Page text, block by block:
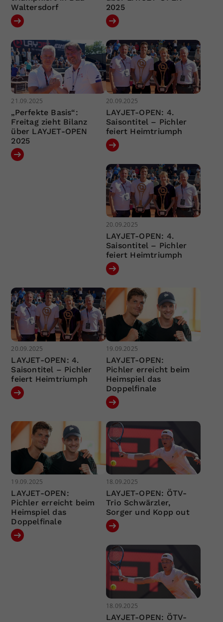
Waltersdorf
2025
21.09.2025
„Perfekte Basis“:
Freitag zieht Bilanz
über LAYJET-OPEN
2025
20.09.2025
LAYJET-OPEN: 4.
Saisontitel – Pichler
feiert Heimtriumph
20.09.2025
LAYJET-OPEN: 4.
Saisontitel – Pichler
feiert Heimtriumph
20.09.2025
LAYJET-OPEN: 4.
Saisontitel – Pichler
feiert Heimtriumph
19.09.2025
LAYJET-OPEN:
Pichler erreicht beim
Heimspiel das
Doppelfinale
19.09.2025
LAYJET-OPEN:
Pichler erreicht beim
Heimspiel das
Doppelfinale
18.09.2025
LAYJET-OPEN: ÖTV-
Trio Schwärzler,
Sorger und Kopp out
18.09.2025
LAYJET-OPEN: ÖTV-